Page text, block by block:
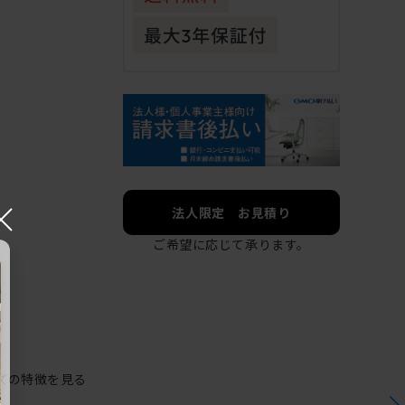
法人限定 お見積り
ご希望に応じて承ります。
の特徴を見る